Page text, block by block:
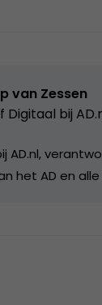
van Zessen
Digitaal bij
AD.nl,
het AD en